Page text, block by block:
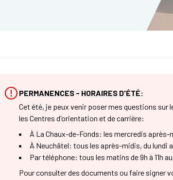
PERMANENCES - HORAIRES D'ÉTÉ:
Cet été, je peux venir poser mes questions sur
les Centres d'orientation et de carrière:
À La Chaux-de-Fonds: les mercredis après-
À Neuchâtel: tous les après-midis, du lundi
Par téléphone: tous les matins de 9h à 11h
Pour consulter des documents ou faire signer